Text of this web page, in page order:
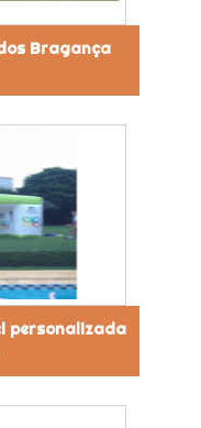
Bragança
personalizada